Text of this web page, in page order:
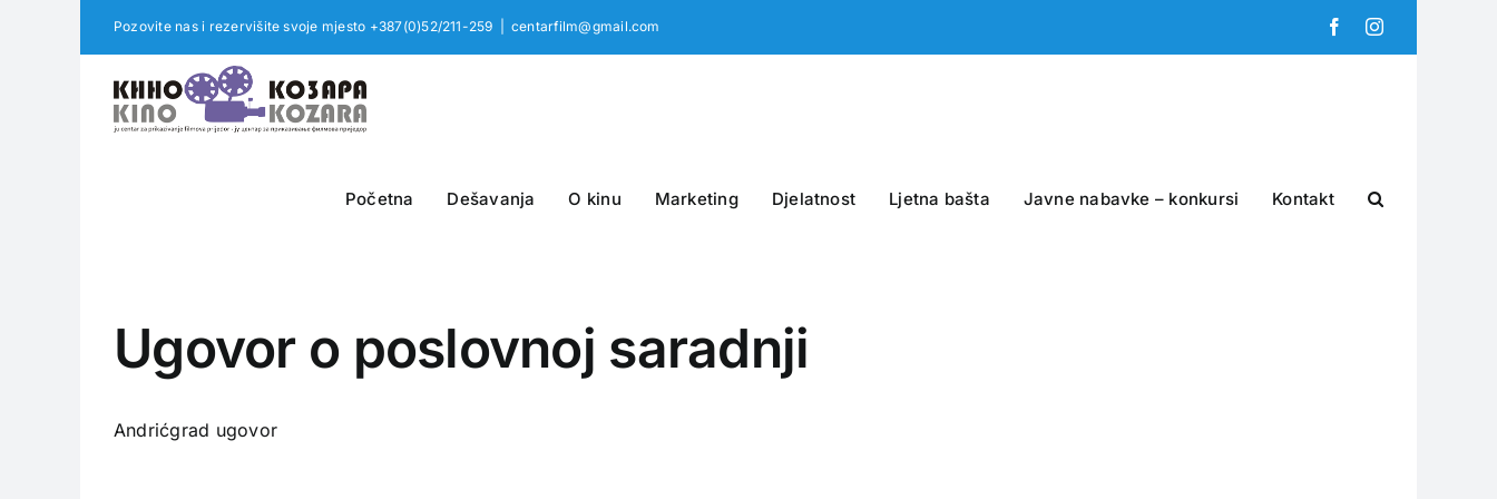
Pozovite nas i rezervišite svoje mjesto +387(0)52/211-259 centarfilm@gmail.com FacebookInstagram
Početna Dešavanja O kinu Marketing Djelatnost Ljetna bašta Javne nabavke – konkursi Kontakt
Ugovor o poslovnoj saradnji
Andrićgrad ugovor